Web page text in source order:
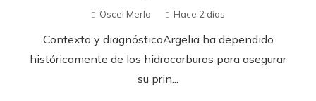
Oscel Merlo Hace 2 días
Contexto y diagnósticoArgelia ha dependido
históricamente de los hidrocarburos para asegurar
su prin...